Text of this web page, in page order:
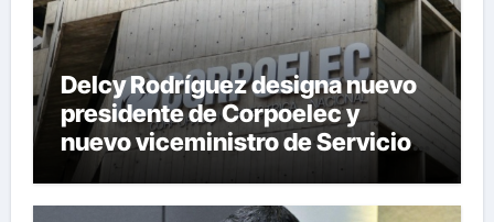
Delcy Rodríguez designa nuevo
presidente de Corpoelec y
nuevo viceministro de Servicios
Eléctricos